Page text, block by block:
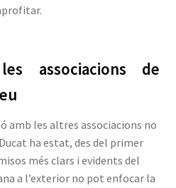
associacions de
amb les altres associacions no
ha estat, des del primer
més clars i evidents del
a l’exterior no pot enfocar la